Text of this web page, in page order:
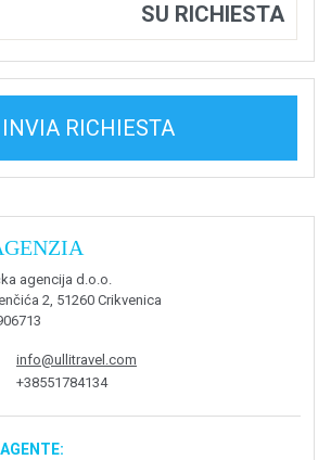
SU RICHIESTA
INVIA RICHIESTA
agencija d.o.o.
2, 51260 Crikvenica
info@ullitravel.com
+38551784134
AGENTE: